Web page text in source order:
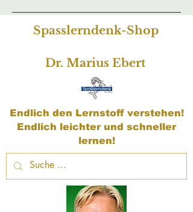
Spasslerndenk-Shop
Dr. Marius Ebert
Endlich den Lernstoff verstehen!
Endlich leichter und schneller
lernen!